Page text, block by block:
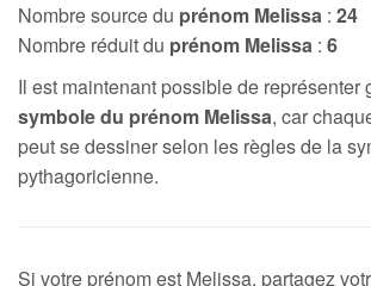
Nombre source du prénom Melissa : 24
Nombre réduit du prénom Melissa : 6
Il est maintenant possible de représenter
symbole du prénom Melissa, car
peut se dessiner selon les règles de la
pythagoricienne.
Si votre prénom est Melissa, partagez